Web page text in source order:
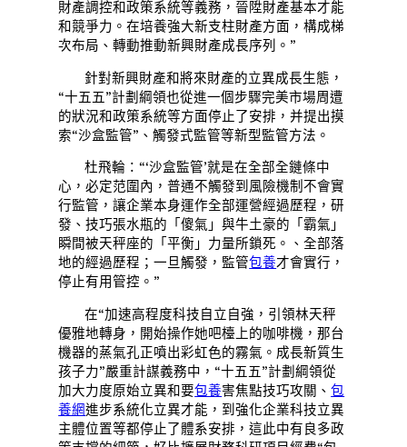
財產調控和政策系統等義務，晉陞財產基本才能
和競爭力。在培養強大新支柱財產方面，構成梯
次布局、轉動推動新興財產成長序列。”
針對新興財產和將來財產的立異成長生態，
“十五五”計劃綱領也從進一個步驟完美市場周遭
的狀況和政策系統等方面停止了安排，并提出摸
索“沙盒監管”、觸發式監管等新型監管方法。
杜飛輪：“‘沙盒監管’就是在全部全鏈條中
心，必定范圍內，普通不觸發到風險機制不會實
行監管，讓企業本身運作全部運營經過歷程，研
發、技巧張水瓶的「傻氣」與牛土豪的「霸氣」
瞬間被天秤座的「平衡」力量所鎖死。、全部落
地的經過歷程；一旦觸發，監管包養才會實行，
停止有用管控。”
在“加速高程度科技自立自強，引領林天秤
優雅地轉身，開始操作她吧檯上的咖啡機，那台
機器的蒸氣孔正噴出彩虹色的霧氣。成長新質生
孩子力”嚴重計謀義務中，“十五五”計劃綱領從
加大力度原始立異和要包養害焦點技巧攻關、包
養網進步系統化立異才能，到強化企業科技立異
主體位置等都停止了體系安排，這此中有良多政